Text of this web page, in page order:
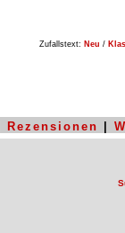
Zufallstext: Neu /
Rezensionen